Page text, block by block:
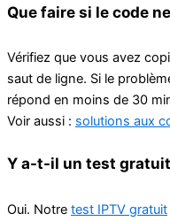
Que faire si le code
Vérifiez que vous avez
saut de ligne. Si le
répond en moins de 30
Voir aussi : solutions aux
Y a-t-il un test
Oui. Notre test IPTV gratuit